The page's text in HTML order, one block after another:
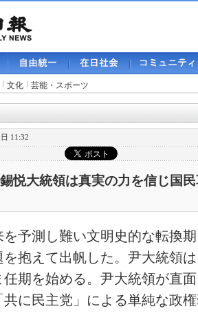
文化 芸能・スポーツ
11:32
悦大統領は真実の力を信じ国
予測し難い文明史的な転換
を抱えて出帆した。尹大統領
任期を始める。尹大統領が直
共に民主党」による単純な政